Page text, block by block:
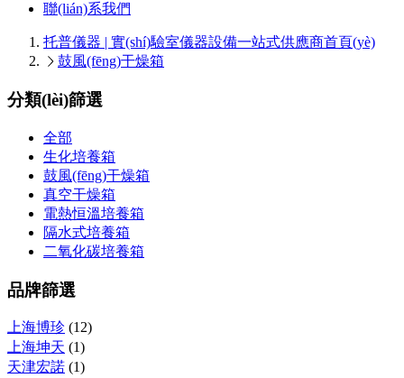
聯(lián)系我們
托普儀器 | 實(shí)驗室儀器設備一站式供應商首頁(yè)
鼓風(fēng)干燥箱
分類(lèi)篩選
全部
生化培養箱
鼓風(fēng)干燥箱
真空干燥箱
電熱恒溫培養箱
隔水式培養箱
二氧化碳培養箱
品牌篩選
上海博珍 (12)
上海坤天 (1)
天津宏諾 (1)